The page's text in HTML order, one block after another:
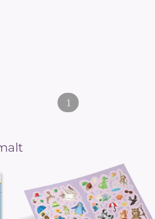
1